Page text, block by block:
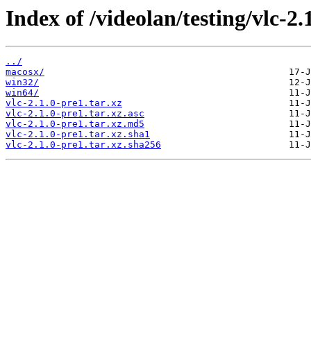
Index of /videolan/testing/vlc-
../
macosx/
win32/
win64/
vlc-2.1.0-pre1.tar.xz
vlc-2.1.0-pre1.tar.xz.asc
vlc-2.1.0-pre1.tar.xz.md5
vlc-2.1.0-pre1.tar.xz.sha1
vlc-2.1.0-pre1.tar.xz.sha256